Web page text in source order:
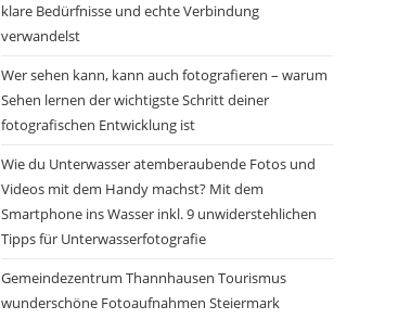
klare Bedürfnisse und echte Verbindung
verwandelst
Wer sehen kann, kann auch fotografieren – warum
Sehen lernen der wichtigste Schritt deiner
fotografischen Entwicklung ist
Wie du Unterwasser atemberaubende Fotos und
Videos mit dem Handy machst? Mit dem
Smartphone ins Wasser inkl. 9 unwiderstehlichen
Tipps für Unterwasserfotografie
Gemeindezentrum Thannhausen Tourismus
wunderschöne Fotoaufnahmen Steiermark